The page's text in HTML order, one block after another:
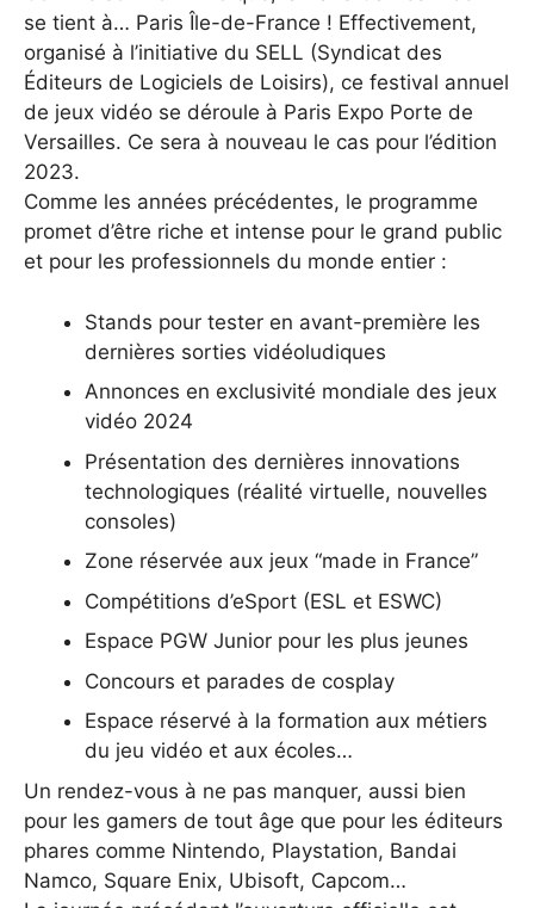
se tient à… Paris Île-de-France ! Effectivement,
organisé à l’initiative du SELL (Syndicat des
Éditeurs de Logiciels de Loisirs), ce festival annuel
de jeux vidéo se déroule à Paris Expo Porte de
Versailles. Ce sera à nouveau le cas pour l’édition
2023.
Comme les années précédentes, le programme
promet d’être riche et intense pour le grand public
et pour les professionnels du monde entier :
Stands pour tester en avant-première les
dernières sorties vidéoludiques
Annonces en exclusivité mondiale des jeux
vidéo 2024
Présentation des dernières innovations
technologiques (réalité virtuelle, nouvelles
consoles)
Zone réservée aux jeux “made in France”
Compétitions d’eSport (ESL et ESWC)
Espace PGW Junior pour les plus jeunes
Concours et parades de cosplay
Espace réservé à la formation aux métiers
du jeu vidéo et aux écoles…
Un rendez-vous à ne pas manquer, aussi bien
pour les gamers de tout âge que pour les éditeurs
phares comme Nintendo, Playstation, Bandai
Namco, Square Enix, Ubisoft, Capcom…